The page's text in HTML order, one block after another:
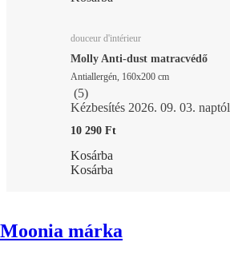
douceur d'intérieur
Molly Anti-dust matracvédő
Antiallergén, 160x200 cm
(5)
Kézbesítés 2026. 09. 03. naptól
10 290 Ft
Kosárba
Kosárba
Moonia márka